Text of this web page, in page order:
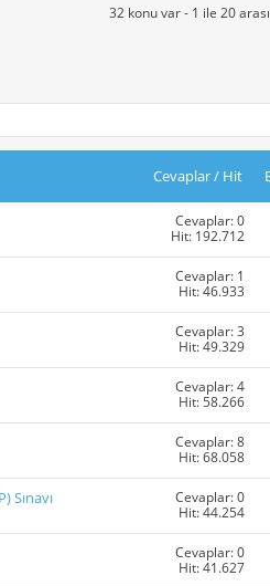
32 konu var - 1 ile 20
Cevaplar/ Hit
Cevaplar: 0
Hit: 192.712
Cevaplar: 1
Hit: 46.933
Cevaplar: 3
Hit: 49.329
Cevaplar: 4
Hit: 58.266
Cevaplar: 8
Hit: 68.058
Sınavı
Cevaplar: 0
Hit: 44.254
Cevaplar: 0
Hit: 41.627